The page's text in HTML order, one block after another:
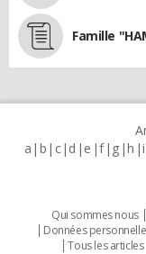
Famille
a b c d e f g h i
Qui sommes nous
Données
Tous les articles